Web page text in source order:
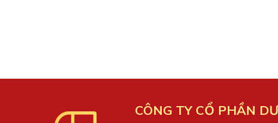
CÔNG TY CỔ PHẦN